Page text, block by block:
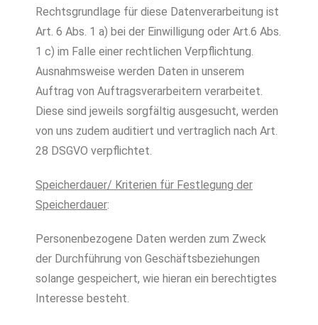
Rechtsgrundlage für diese Datenverarbeitung ist
Art. 6 Abs. 1 a) bei der Einwilligung oder Art.6 Abs.
1 c) im Falle einer rechtlichen Verpflichtung.
Ausnahmsweise werden Daten in unserem
Auftrag von Auftragsverarbeitern verarbeitet.
Diese sind jeweils sorgfältig ausgesucht, werden
von uns zudem auditiert und vertraglich nach Art.
28 DSGVO verpflichtet.
Speicherdauer/ Kriterien für Festlegung der
Speicherdauer:
Personenbezogene Daten werden zum Zweck
der Durchführung von Geschäftsbeziehungen
solange gespeichert, wie hieran ein berechtigtes
Interesse besteht.